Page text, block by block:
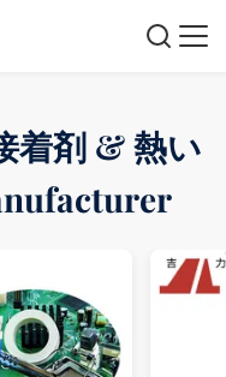
着剤 & 熱い